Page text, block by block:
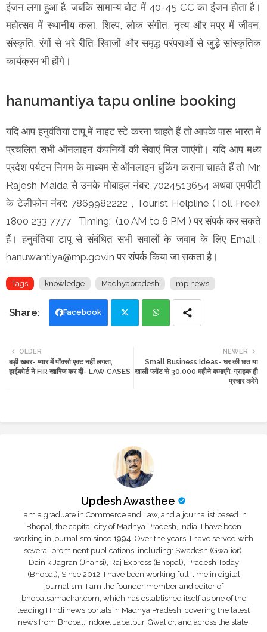
इंजन लगा हुआ है, जबकि सामान्य बोट में 40-45 CC का इंजन होता है।
महोत्सव में स्थानीय कला, शिल्प, लोक संगीत, नृत्य और मप्र में जीवन,
संस्कृति, रंगों से भरे रीति-रिवाजों और समृद्ध परंपराओं से जुड़े सांस्कृतिक
कार्यक्रम भी होंगे।
hanumantiya tapu online booking
यदि आप हनुवंतिया टापू में नाइट स्टे करना चाहते हैं तो आपके पास भारत में
प्रचलित सभी ऑनलाइन कंपनियों की सेवाएं मिल जाएंगी। यदि आप मध्य
प्रदेश पर्यटन निगम के माध्यम से ऑनलाइन बुकिंग कराना चाहते हैं तो Mr.
Rajesh Maida से उनके मोबाइल नंबर: 7024513654 अथवा एमपीटी
के टेलीफोन नंबर: 7869982222 , Tourist Helpline (Toll Free):
1800 233 7777 Timing: (10 AM to 6 PM ) पर संपर्क कर सकते
हैं। हनुवंतिया टापू से संबंधित सभी सवालों के जवाब के लिए Email :
hanuwantiya@mp.gov.in पर संपर्क किया जा सकता है।
Tags knowledge Madhyapradesh mp news
Facebook
ats
NEWER
Small Business Ideas- घर की छत या
खाली प्लॉट से 30,000 महीने कमाएंगे, ग्राहक ही
प्रचार करेंगे
OLDER
बड़ी खबर- प्यार में पॉक्सो एक्ट नहीं लगता,
हाईकोर्ट ने FIR खारिज कर दी- LAW CASES
Updesh Awasthee
I am a graduate in Commerce and Law, and a journalist based in
Bhopal, the capital city of Madhya Pradesh, India. I have been
working in journalism since 1994. Over the years, I have served with
several prominent publications, including: Swadesh (Gwalior),
Dainik Jagran (Jhansi), Raj Express (Bhopal), Pradesh Today
(Bhopal); Since 2012, I have been working full-time in digital
journalism. I am the founder member and editor of
bhopalsamachar.com, which has established itself as one of the
leading Hindi news portals in Madhya Pradesh, covering the latest
news from Bhopal, Indore, Jabalpur, Gwalior, and across the state.